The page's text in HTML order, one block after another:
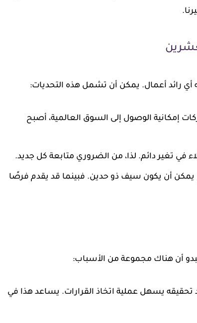
أي رائد أعمال. يمكن أن تشمل هذه التحديات:
إمكانية الوصول إلى السوق العالمية، أصبح
في تغير دائم. لذا، من الضروري متابعة كل جديد.
يمكن أن يكون سيف ذو حدين. فبينما قد يقدم فرصًا
يبدو أن هناك مجموعة من الأسباب:
تحقيقه يسهل عملية اتخاذ القرارات. يساعد هذا في